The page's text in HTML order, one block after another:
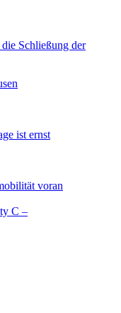
Schließung der
ist ernst
voran
C –